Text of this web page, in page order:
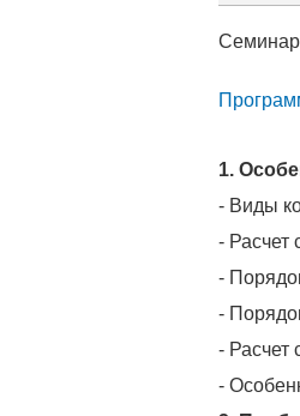
1.
- Виды
- Расчет
-
-
- Расчет
-